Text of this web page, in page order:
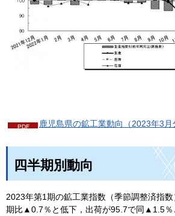
鹿児島県の鉱工業動向（2023年3月
四半期別動向
2023年第1期の鉱工業指数（季節調整済指
期比▲0.7％と低下，出荷が95.7で同▲1.5％